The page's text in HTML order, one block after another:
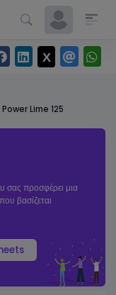
Lime 125
σας προσφέρει μια
βασίζεται